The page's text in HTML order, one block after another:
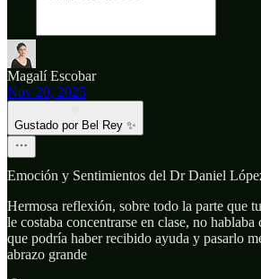
Magalí Escobar
Nov 20, 2025
Gustado por Bel Rey ✨
Emoción y Sentimientos del Dr Daniel
Hermosa reflexión, sobre todo la parte que
le costaba concentrarse en clase, no
que podría haber recibido ayuda y pasarlo
abrazo grande